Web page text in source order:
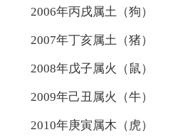
2006年丙戌属土（狗）
2007年丁亥属土（猪）
2008年戊子属火（鼠）
2009年己丑属火（牛）
2010年庚寅属木（虎）